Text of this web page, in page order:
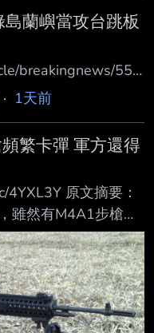
蘭嶼當攻台跳板
breakingnews/553
奪綠島蘭嶼當攻台
，首 度將台東外海
範圍 。軍方高層人
密集 在東部外海活
在戰 時企圖奪取蘭
改造 成對台的長程
島嶼 淪陷，共軍就
里 的長程火箭砲，
· 1天前
繁卡彈 軍方還得
原文摘要：
雖然有M4A1步槍，
不用的M14步槍 ，
透露美軍老舊軍品如
費進行效能 驗證，
驗測的軍備局205廠
期爆材 若無法使